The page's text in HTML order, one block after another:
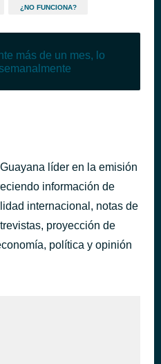
¿NO FUNCIONA?
más de un mes, lo
líder en la emisión
información de
internacional, notas de
proyección de
política y opinión